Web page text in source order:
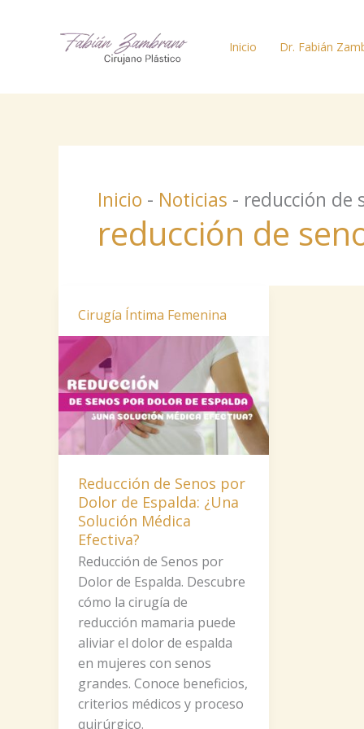
Inicio Dr. Fabián
Inicio - Noticias - reducción de
reducción de
Cirugía Íntima Femenina
Reducción de Senos por
Dolor de Espalda: ¿Una
Solución Médica
Efectiva?
Reducción de Senos por
Dolor de Espalda. Descubre
cómo la cirugía de
reducción mamaria puede
aliviar el dolor de espalda
en mujeres con senos
grandes. Conoce beneficios,
criterios médicos y proceso
quirúrgico.